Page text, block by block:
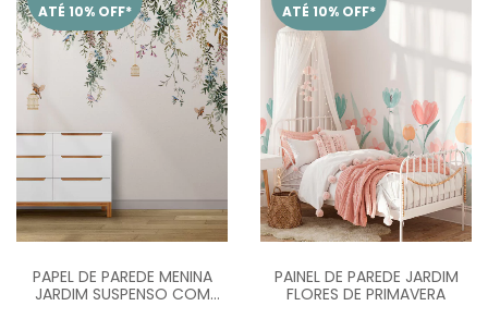
ATÉ 10% OFF*
PAPEL DE PAREDE MENINA
JARDIM SUSPENSO COM
ATÉ 10% OFF*
PAINEL DE PAREDE JARDIM
FLORES DE PRIMAVERA